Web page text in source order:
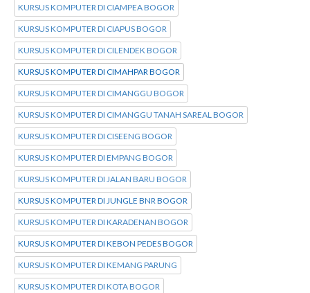
KURSUS KOMPUTER DI CIAMPEA BOGOR
KURSUS KOMPUTER DI CIAPUS BOGOR
KURSUS KOMPUTER DI CILENDEK BOGOR
KURSUS KOMPUTER DI CIMAHPAR BOGOR
KURSUS KOMPUTER DI CIMANGGU BOGOR
KURSUS KOMPUTER DI CIMANGGU TANAH SAREAL BOGOR
KURSUS KOMPUTER DI CISEENG BOGOR
KURSUS KOMPUTER DI EMPANG BOGOR
KURSUS KOMPUTER DI JALAN BARU BOGOR
KURSUS KOMPUTER DI JUNGLE BNR BOGOR
KURSUS KOMPUTER DI KARADENAN BOGOR
KURSUS KOMPUTER DI KEBON PEDES BOGOR
KURSUS KOMPUTER DI KEMANG PARUNG
KURSUS KOMPUTER DI KOTA BOGOR